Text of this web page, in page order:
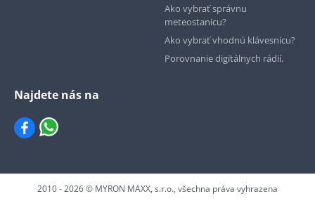
Ako vybrať správnu
meteostanicu?
Ako vybrať vhodnú klávesnicu?
Porovnanie digitálnych rádií.
Najdete nás na
2010 - 2026 © MYRON MAXX, s.r.o., všechna práva vyhrazena